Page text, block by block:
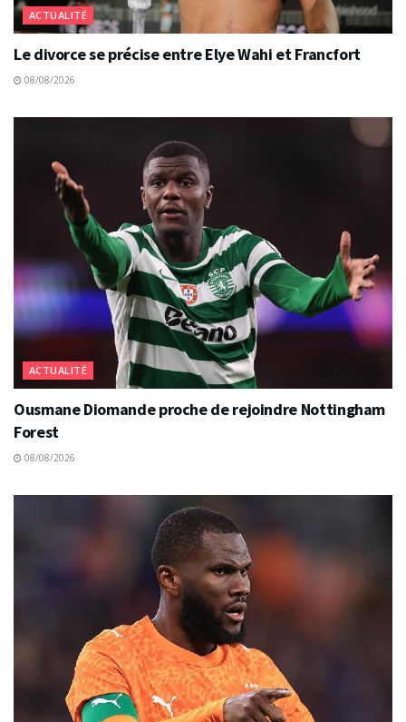
ACTUALITÉ
Le divorce se précise entre Elye Wahi et Francfort
08/08/2026
ACTUALITÉ
Ousmane Diomande proche de rejoindre Nottingham
Forest
08/08/2026